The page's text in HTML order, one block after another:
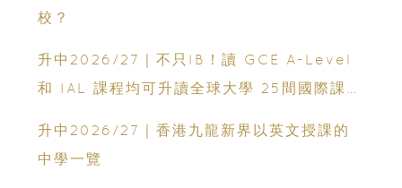
校？
升中2026/27｜不只IB！讀 GCE A-Level
和 IAL 課程均可升讀全球大學 25間國際課程
升中2026/27｜香港九龍新界以英文授課的
中學一覽